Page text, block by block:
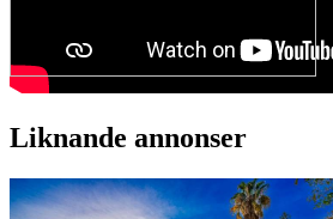
Liknande annonser